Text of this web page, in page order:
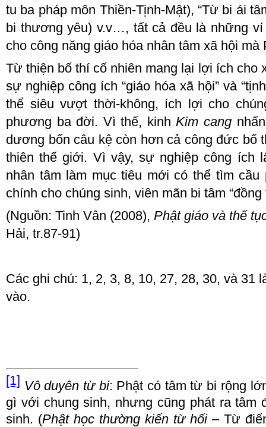
tu ba pháp môn Thiền-Tịnh-Mật), “Từ bi ái
bi thương yêu) v.v…, tất cả đều là những
cho công năng giáo hóa nhân tâm xã hội mà
Từ thiện bố thí cố nhiên mang lại lợi ích cho
sự nghiệp công ích “giáo hóa xã hội” và
thể siêu vượt thời-không, ích lợi cho
phương ba đời. Vì thế, kinh Kim cang
dương bốn câu kệ còn hơn cả công đức bố
thiên thế giới. Vì vậy, sự nghiệp công ích
nhân tâm làm mục tiêu mới có thể tìm cầu
chính cho chúng sinh, viên mãn bi tâm “đồng
(Nguồn: Tinh Vân (2008), Phật giáo và thế
Hải, tr.87-91)
Các ghi chú: 1, 2, 3, 8, 10, 27, 28, 30, và 31
vào.
[1] Vô duyên từbi: Phật có tâm từ bi rộng lớ
gì với chung sinh, nhưng cũng phát ra tâm
sinh. (Phật học thường kiến từhối – Từ điể